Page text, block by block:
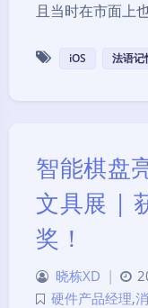
且当时在市面上
iOS 法语记
智能棋盘
文具展 |
奖！
晓栋XD |
硬件产品经理,